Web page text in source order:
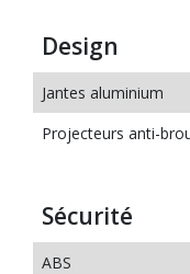
Design
Jantes aluminium
Projecteurs anti-
Sécurité
ABS